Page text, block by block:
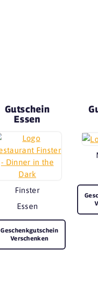
Gutschein
Essen
Finster
Essen
Geschenkgutschein
Verschenken